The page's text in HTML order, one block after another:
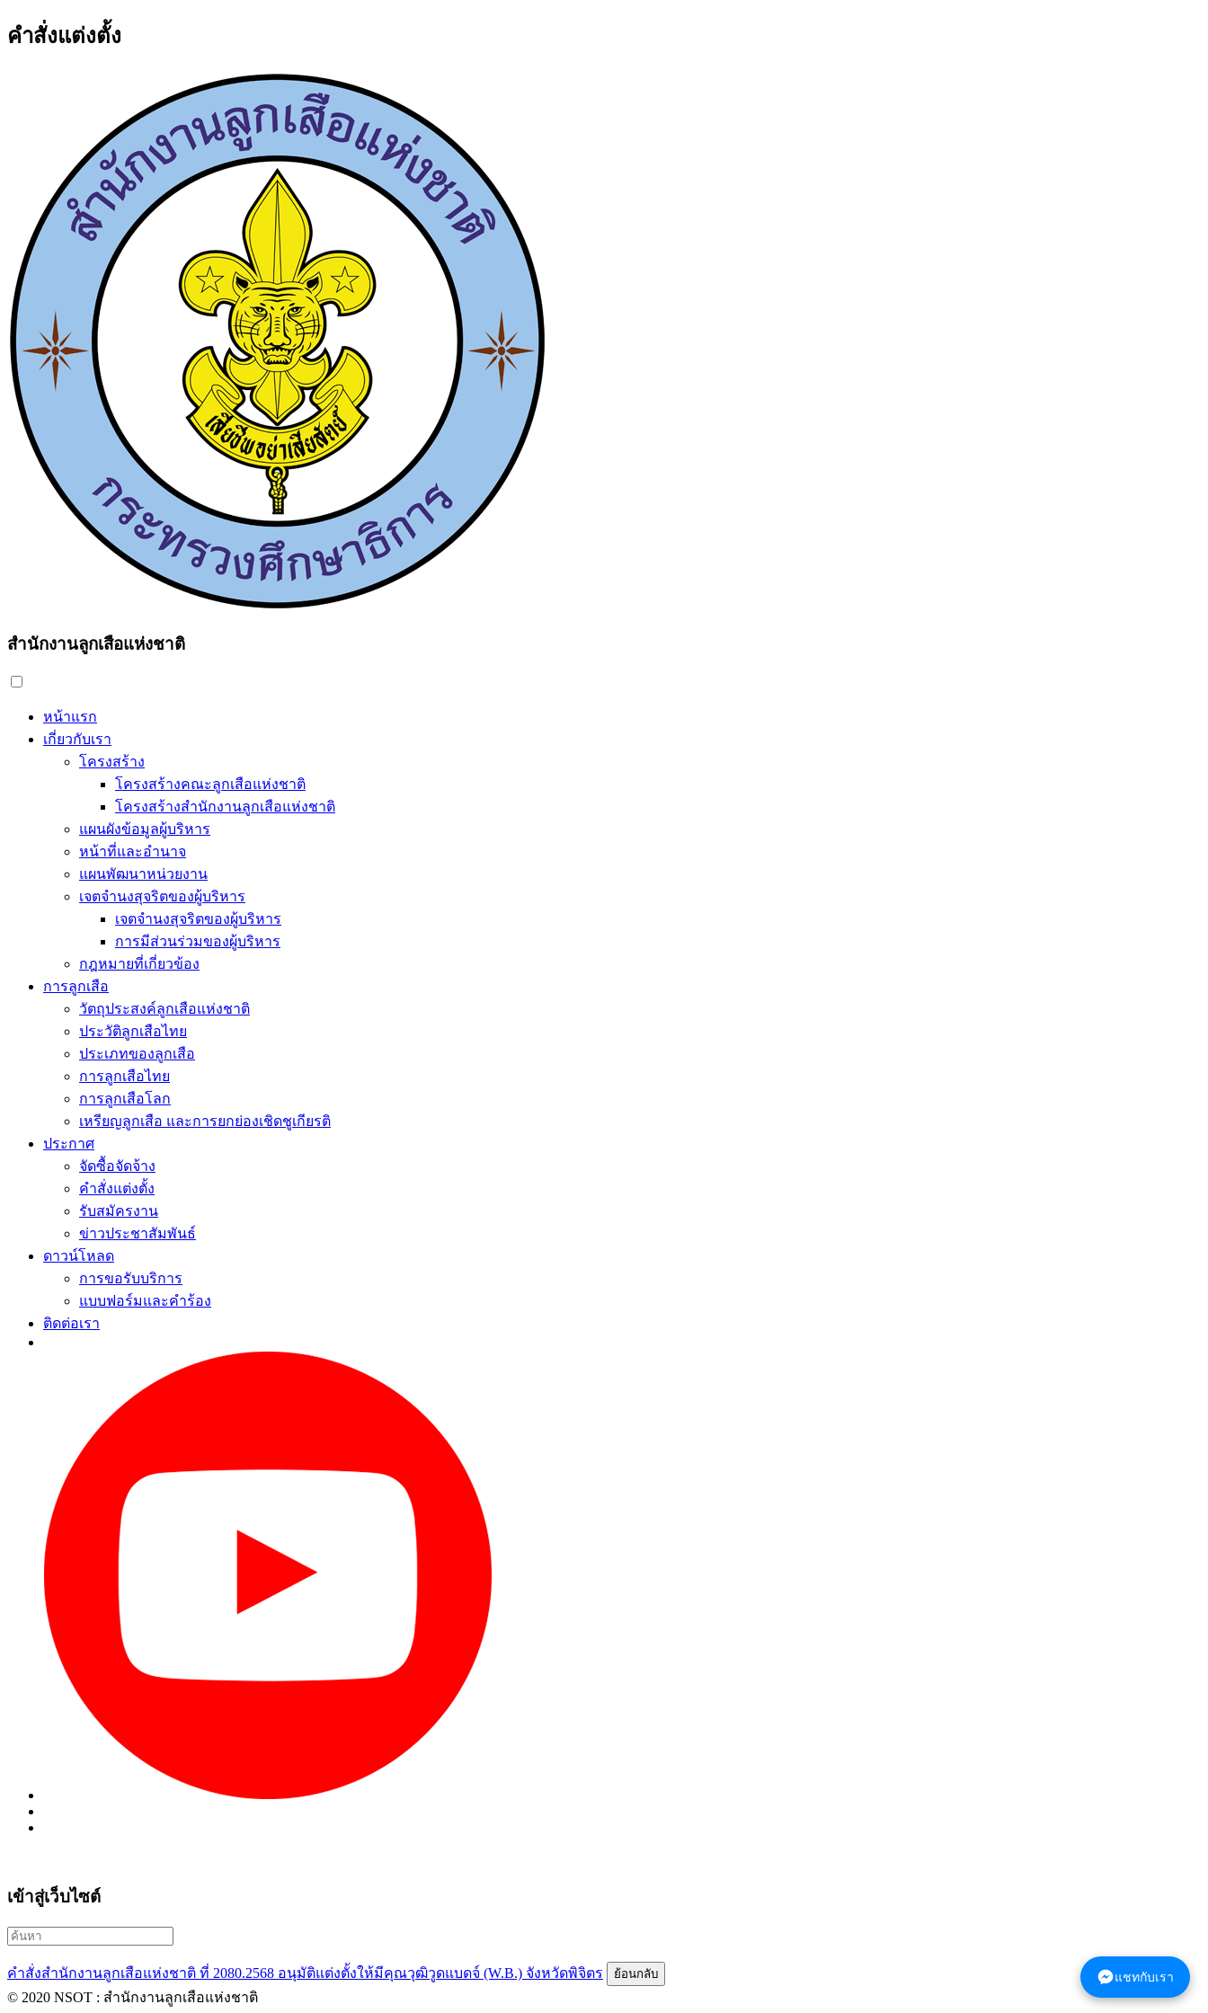
แชทกับเรา
คำสั่งแต่งตั้ง
สำนักงานลูกเสือแห่งชาติ
หน้าแรก
เกี่ยวกับเรา
โครงสร้าง
โครงสร้างคณะลูกเสือแห่งชาติ
โครงสร้างสำนักงานลูกเสือแห่งชาติ
แผนผังข้อมูลผู้บริหาร
หน้าที่และอำนาจ
แผนพัฒนาหน่วยงาน
เจตจำนงสุจริตของผู้บริหาร
เจตจำนงสุจริตของผู้บริหาร
การมีส่วนร่วมของผู้บริหาร
กฎหมายที่เกี่ยวข้อง
การลูกเสือ
วัตถุประสงค์ลูกเสือแห่งชาติ
ประวัติลูกเสือไทย
ประเภทของลูกเสือ
การลูกเสือไทย
การลูกเสือโลก
เหรียญลูกเสือ และการยกย่องเชิดชูเกียรติ
ประกาศ
จัดซื้อจัดจ้าง
คำสั่งแต่งตั้ง
รับสมัครงาน
ข่าวประชาสัมพันธ์
ดาวน์โหลด
การขอรับบริการ
แบบฟอร์มและคำร้อง
ติดต่อเรา
เข้าสู่เว็บไซต์
คำสั่งสำนักงานลูกเสือแห่งชาติ ที่ 2080.2568 อนุมัติแต่งตั้งให้มีคุณวุฒิวูดแบดจ์ (W.B.) จังหวัดพิจิตร
© 2020 NSOT : สำนักงานลูกเสือแห่งชาติ